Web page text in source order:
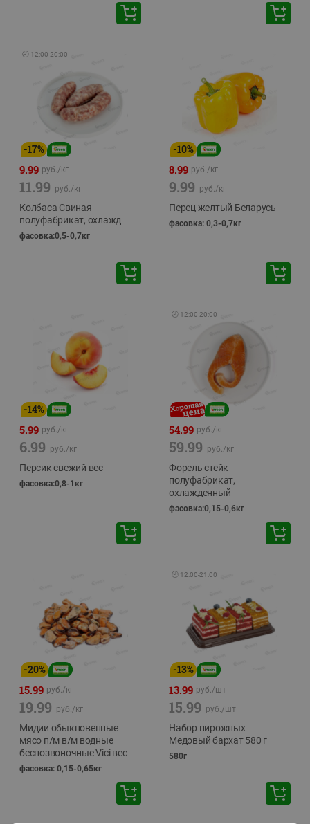
🕘 12:00-20:00
-17%
9.99 руб./кг
11.99 руб./кг
Колбаса Свиная
полуфабрикат, охлажд
фасовка:0,5-0,7кг
-10%
8.99 руб./кг
9.99 руб./кг
Перец желтый Беларусь
фасовка: 0,3-0,7кг
-14%
5.99 руб./кг
6.99 руб./кг
Персик свежий вес
фасовка:0,8-1кг
🕘 12:00-20:00
54.99 руб./кг
59.99 руб./кг
Форель стейк
полуфабрикат,
охлажденный
фасовка:0,15-0,6кг
-20%
15.99 руб./кг
19.99 руб./кг
Мидии обыкновенные
мясо п/м в/м водные
беспозвоночные Vici вес
фасовка: 0,15-0,65кг
🕘 12:00-21:00
-13%
13.99 руб./шт
15.99 руб./шт
Набор пирожных
Медовый бархат 580 г
580г